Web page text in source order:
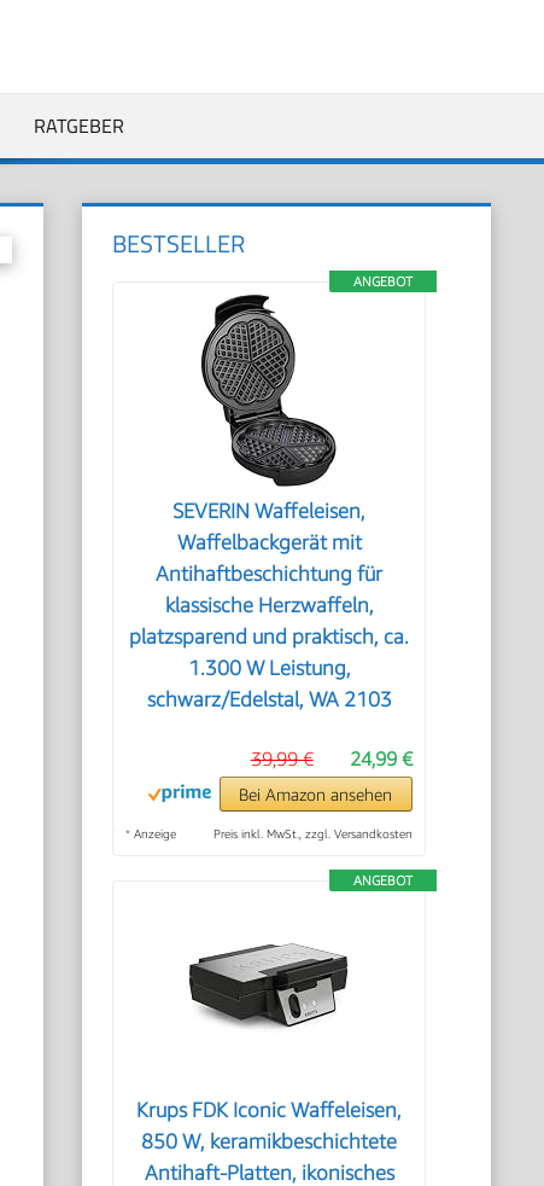
RATGEBER
BESTSELLER
ANGEBOT
SEVERIN Waffeleisen,
Waffelbackgerät mit
Antihaftbeschichtung für
klassische Herzwaffeln,
platzsparend und praktisch, ca.
1.300 W Leistung,
schwarz/Edelstal, WA 2103
24,99 €
39,99 €
Bei Amazon ansehen
* Anzeige Preis inkl. MwSt., zzgl. Versandkosten
ANGEBOT
Krups FDK Iconic Waffeleisen,
850 W, keramikbeschichtete
Antihaft-Platten, ikonisches